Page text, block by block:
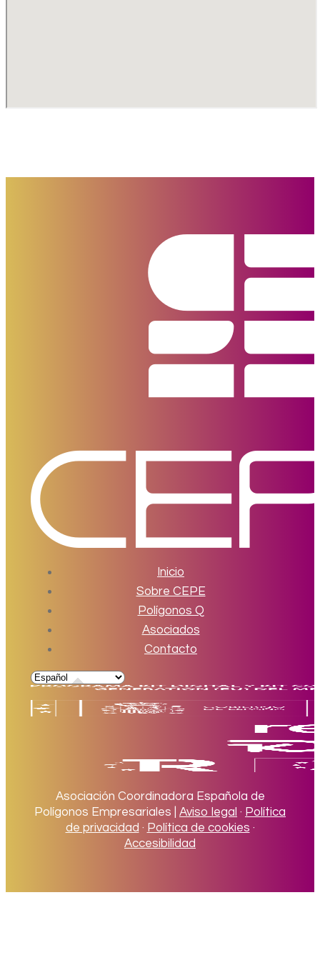
Inicio
Sobre CEPE
Polígonos Q
Asociados
Contacto
Asociación Coordinadora Española de
Polígonos Empresariales | Aviso legal · Política
de privacidad · Política de cookies ·
Accesibilidad